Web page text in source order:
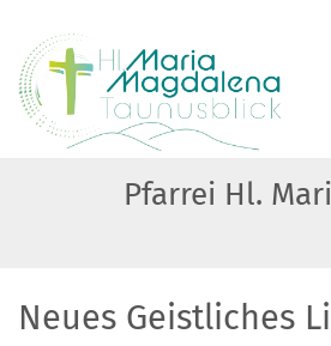
Pfarrei Hl.
Neues Geistliches